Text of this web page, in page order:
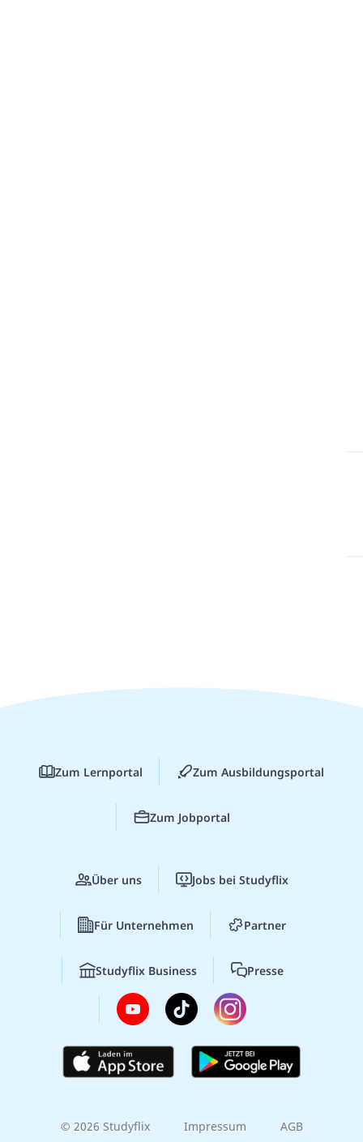
Zum Lernportal Zum Ausbildungsportal
Zum Jobportal
Über uns Jobs bei Studyflix
Für Unternehmen Partner
Studyflix Business Presse
© 2026 Studyflix Impressum AGB